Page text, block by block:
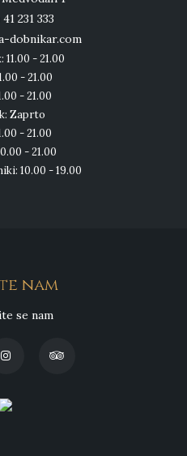
231 333
dobnikar.com
11.00 - 21.00
- 21.00
- 21.00
Zaprto
- 21.00
- 21.00
10.00 - 19.00
nam
se nam